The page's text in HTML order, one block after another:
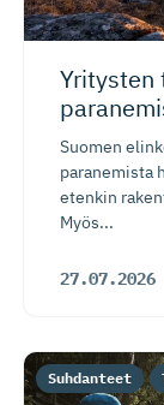
Yritysten
Suomen
paranemista
etenkin
Myös...
27.07.2026
Suhdanteet